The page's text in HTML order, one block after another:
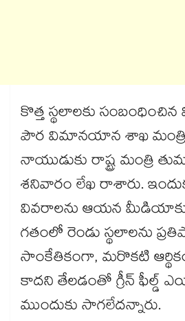
కొత్త స్థలాలకు సంబంధించిన
పౌర విమానయాన శాఖ
నాయుడుకు రాష్ట్ర మంత్రి
శనివారం లేఖ రాశారు.
వివరాలను ఆయన మీడియాకు
గతంలో రెండు స్థలాలను
సాంకేతికంగా, మరొకటి
కాదని తేలడంతో గ్రీన్​ ఫీల్డ్​
ముందుకు సాగలేదన్నారు.